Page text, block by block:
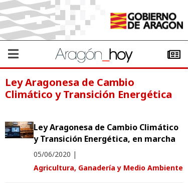
Ley Aragonesa de Cambio
Climático y Transición Energética
Ley Aragonesa de Cambio Climático
y Transición Energética, en marcha
05/06/2020 |
Agricultura, Ganadería y Medio Ambiente